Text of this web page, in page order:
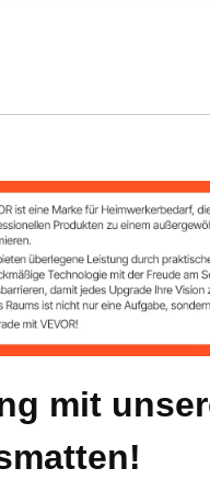
Punkten
Randleisten)
mit